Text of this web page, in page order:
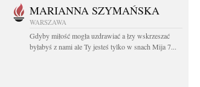
MARIANNA SZYMAŃSKA
WARSZAWA
Gdyby miłość mogła uzdrawiać a łzy wskrzeszać
byłabyś z nami ale Ty jesteś tylko w snach Mija 7...